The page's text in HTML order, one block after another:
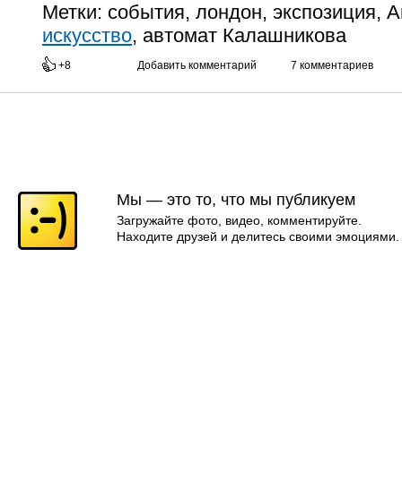
Метки: события, лондон, экспозиция,
искусство, автомат Калашникова
+8 Добавить комментарий 7 комментариев
Мы — это то, что мы публикуем
Загружайте фото, видео, комментируйте.
Находите друзей и делитесь своими эмоциями.